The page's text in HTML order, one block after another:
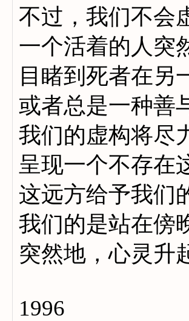
不过，我们不会
一个活着的人突
目睹到死者在另
或者总是一种善
我们的虚构将尽
呈现一个不存在
这远方给予我们
我们的是站在傍
突然地，心灵
1996